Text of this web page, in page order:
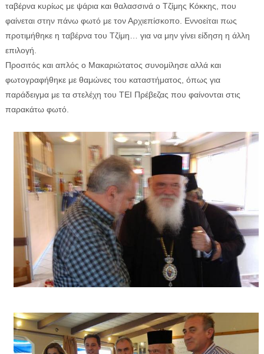
ΠΛΗΡΟΦΟΡΙΕΣ
ταβέρνα κυρίως με ψάρια και θαλασσινά ο Τζίμης Κόκκης, που
φαίνεται στην πάνω φωτό με τον Αρχιεπίσκοπο. Εννοείται πως
προτιμήθηκε η ταβέρνα του Τζίμη… για να μην γίνει είδηση η άλλη
επιλογή.
Προσιτός και απλός ο Μακαριώτατος συνομίλησε αλλά και
φωτογραφήθηκε με θαμώνες του καταστήματος, όπως για
παράδειγμα με τα στελέχη του ΤΕΙ Πρέβεζας που φαίνονται στις
παρακάτω φωτό.